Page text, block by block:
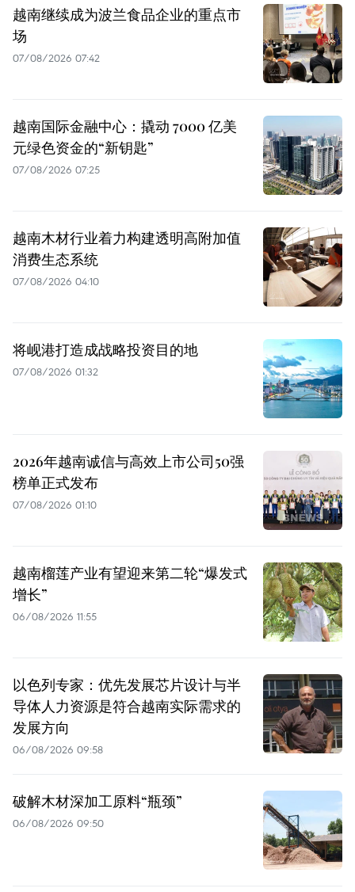
越南继续成为波兰食品企业的重点市
场
07/08/2026 07:42
越南国际金融中心：撬动 7000 亿美
元绿色资金的“新钥匙”
07/08/2026 07:25
越南木材行业着力构建透明高附加值
消费生态系统
07/08/2026 04:10
将岘港打造成战略投资目的地
07/08/2026 01:32
2026年越南诚信与高效上市公司50强
榜单正式发布
07/08/2026 01:10
越南榴莲产业有望迎来第二轮“爆发式
增长”
06/08/2026 11:55
以色列专家：优先发展芯片设计与半
导体人力资源是符合越南实际需求的
发展方向
06/08/2026 09:58
破解木材深加工原料“瓶颈”
06/08/2026 09:50